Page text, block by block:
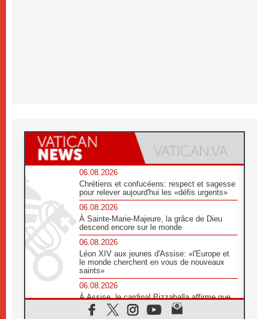
06.08.2026
Chrétiens et confucéens: respect et sagesse
pour relever aujourd'hui les «défis urgents»
06.08.2026
À Sainte-Marie-Majeure, la grâce de Dieu
descend encore sur le monde
06.08.2026
Léon XIV aux jeunes d'Assise: «l'Europe et
le monde cherchent en vous de nouveaux
saints»
06.08.2026
À Assise, le cardinal Pizzaballa affirme que
«les chrétiens veulent la paix»